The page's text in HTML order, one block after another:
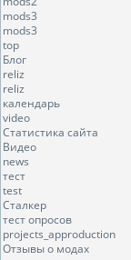
mods3
mods3
top
Блог
reliz
reliz
календарь
video
Статистика сайта
Видео
news
тест
test
Сталкер
тест опросов
projects_approduction
Отзывы о модах